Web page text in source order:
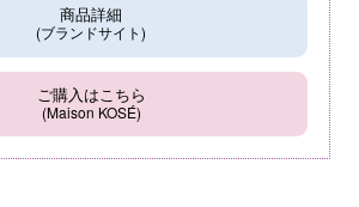
商品詳細
(ブランドサイト)
ご購入はこちら
(Maison KOSÉ)